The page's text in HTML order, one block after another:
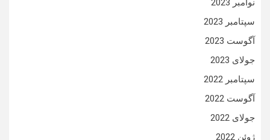
نوامبر 2023
سپتامبر 2023
آگوست 2023
جولای 2023
سپتامبر 2022
آگوست 2022
جولای 2022
ژوئن 2022